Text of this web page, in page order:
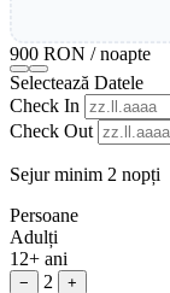
900 RON / noapte
Selectează Datele
Check In
Check Out
Sejur minim 2 nopți
Persoane
Adulți
12+ ani
− 2 +